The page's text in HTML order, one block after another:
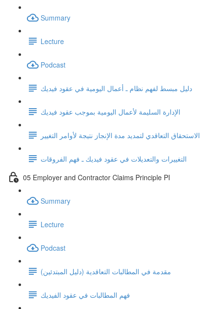
Summary
Lecture
Podcast
دليل مبسط لفهم نظام ـ أعمال اليومية في عقود فيديك
الإدارة السليمة لأعمال اليومية بموجب عقود فيديك
الاستحقاق التعاقدي لتمديد مدة الإنجاز نتيجة لأوامر التغيير
التغييرات والتعديلات في عقود فيديك ـ فهم الفروقات
05 Employer and Contractor Claims Principle PI
Summary
Lecture
Podcast
مقدمة في المطالبات التعاقدية (دليل المبتدئين)
فهم المطالبات في عقود الفيديك